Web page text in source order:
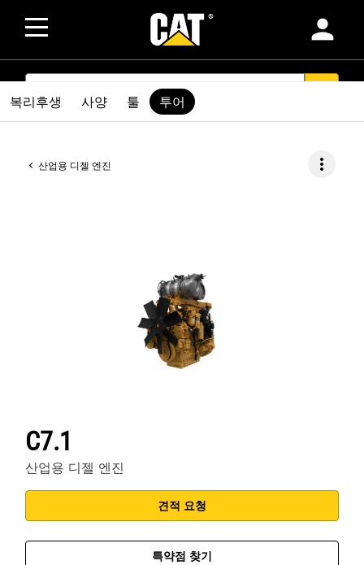
person
SEARCH
산업용 디젤 엔진 more_vert
C7.1
산업용 디젤 엔진
견적 요청
특약점 찾기
복리후생 사양 툴 투어